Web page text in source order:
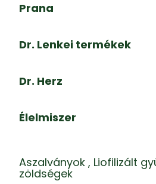
Prana
Dr. Lenkei termékek
Dr. Herz
Élelmiszer
Aszalványok , Liofilizált
zöldségek